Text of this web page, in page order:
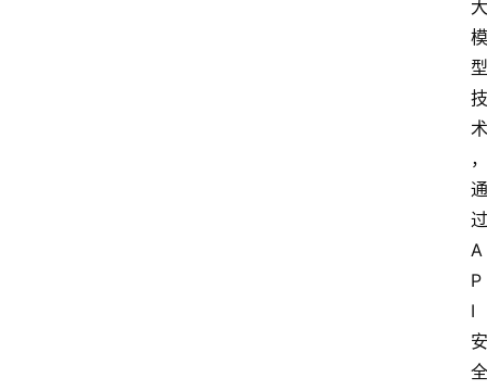
大
模
型
技
术
，
通
过
A
P
I
安
全